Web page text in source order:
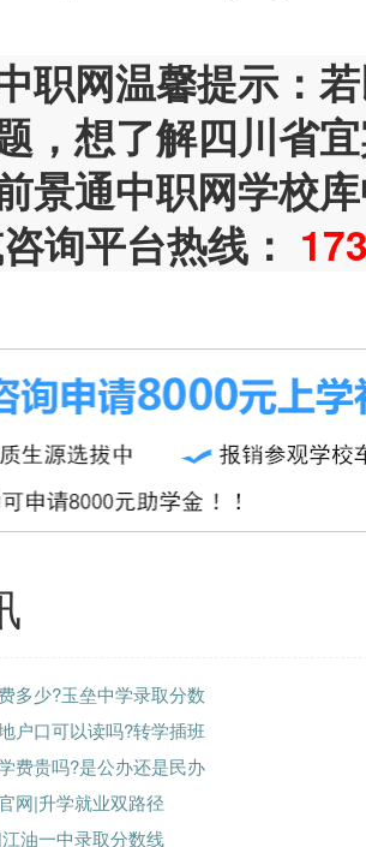
职网温馨提示：
，想了解四川省
景通中职网学校
询平台热线：
多少?玉垒中学录取分数
户口可以读吗?转学插班
费贵吗?是公办还是民办
网|升学就业双路径
油一中录取分数线